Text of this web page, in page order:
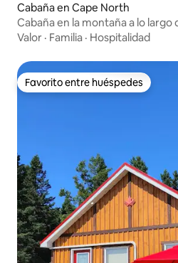
Cabaña en Cape North
Cabaña en la montaña a lo largo
n.º 6
Valor · Familia · Hospitalidad
Favorito entre huéspedes
Favorito entre huéspedes